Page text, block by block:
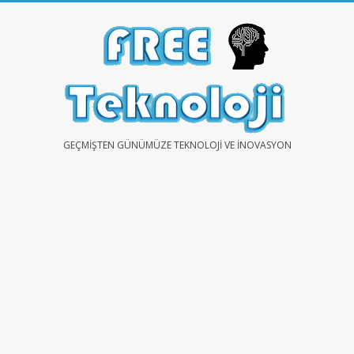
FREEGEÇMIŞTEN GÜNÜMÜZE TEKNOLOJI VE İNOVASYON